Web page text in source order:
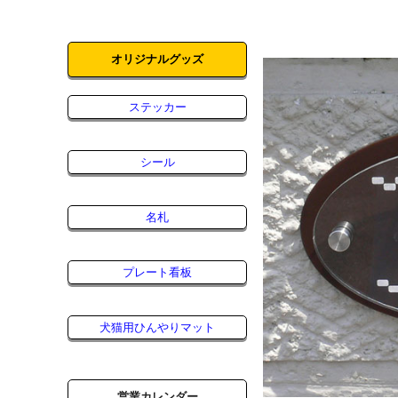
オリジナルグッズ
ステッカー
シール
名札
プレート看板
犬猫用ひんやりマット